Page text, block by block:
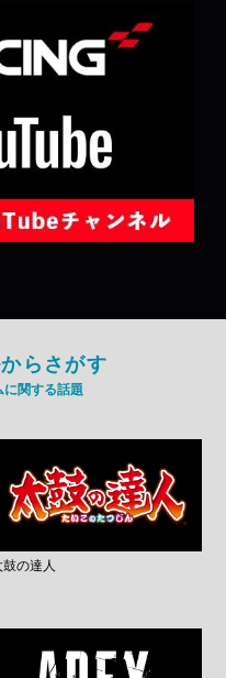
らさがす
関する話題
鼓の達人